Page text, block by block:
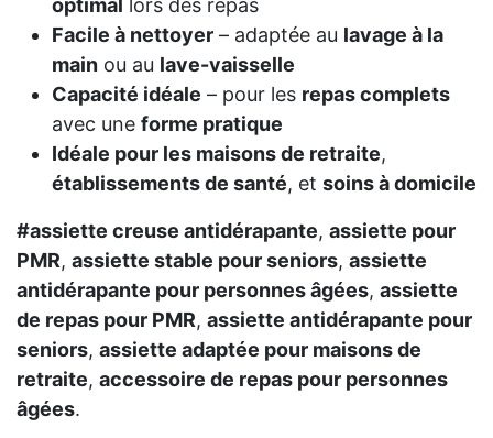
optimal
lors des repas
Facile à nettoyer – adaptée au lavage à la
main ou au lave-vaisselle
Capacité idéale – pour les repas complets
avec une forme pratique
Idéale pour les maisons de retraite,
établissements de santé, et soins à domicile
#assiette creuse antidérapante, assiette pour
PMR, assiette stable pour seniors, assiette
antidérapante pour personnes âgées, assiette
de repas pour PMR, assiette antidérapante pour
seniors, assiette adaptée pour maisons de
retraite, accessoire de repas pour personnes
âgées.